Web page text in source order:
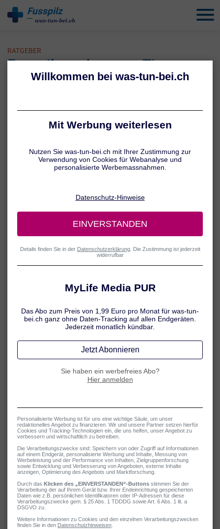
Fusspilz
RATGEBER
Fusspilz vorbeugen: Tipps
Barfusslaufen vermeiden
Fusspilz-Erreger werden über abgestorbene Hautpartikel von
Mensch zu Mensch übertragen. Gerade im feucht-warmen
Klima von Umkleiden, Duschen oder auch Schwimmbädern
fühlen sich die Erreger pudelwohl. Deshalb gilt hier:
Füsse immer gut abtrocknen
Fusspilzerreger lieben es warm und feucht – besonders gerne
befallen sie daher die Zehenzwischenräume. Wer vorbeugen
möchte, sollte nach dem Duschen und Baden die Füsse und
insbesondere den Bereich zwischen den Zehen immer gut
abtrocknen. Ebenfalls empfehlenswert ist es, die
Zehenzwischenräume regelmässig auf Veränderungen hin zu
kontrollieren.